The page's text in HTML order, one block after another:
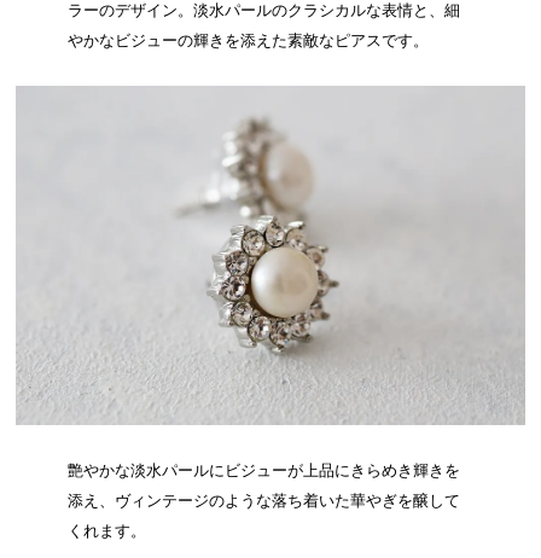
ラーのデザイン。淡水パールのクラシカルな表情と、細
やかなビジューの輝きを添えた素敵なピアスです。
艶やかな淡水パールにビジューが上品にきらめき輝きを
添え、ヴィンテージのような落ち着いた華やぎを醸して
くれます。